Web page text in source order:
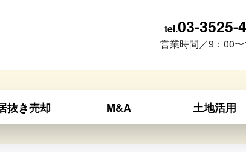
tel.03-3525-
営業時間／9：00
抜き売却 M&A 土地活用